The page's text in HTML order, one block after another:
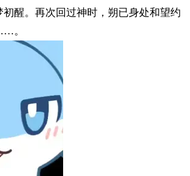
醒。再次回过神时，朔已身处和望约
。